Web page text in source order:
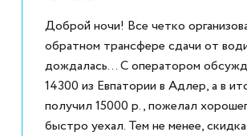
Доброй ночи! Все четко
обратном трансфере сдачи от
дождалась... С оператором
14300 из Евпатории в Адлер, а в
получил 15000 р., пожелал
быстро уехал. Тем не менее,